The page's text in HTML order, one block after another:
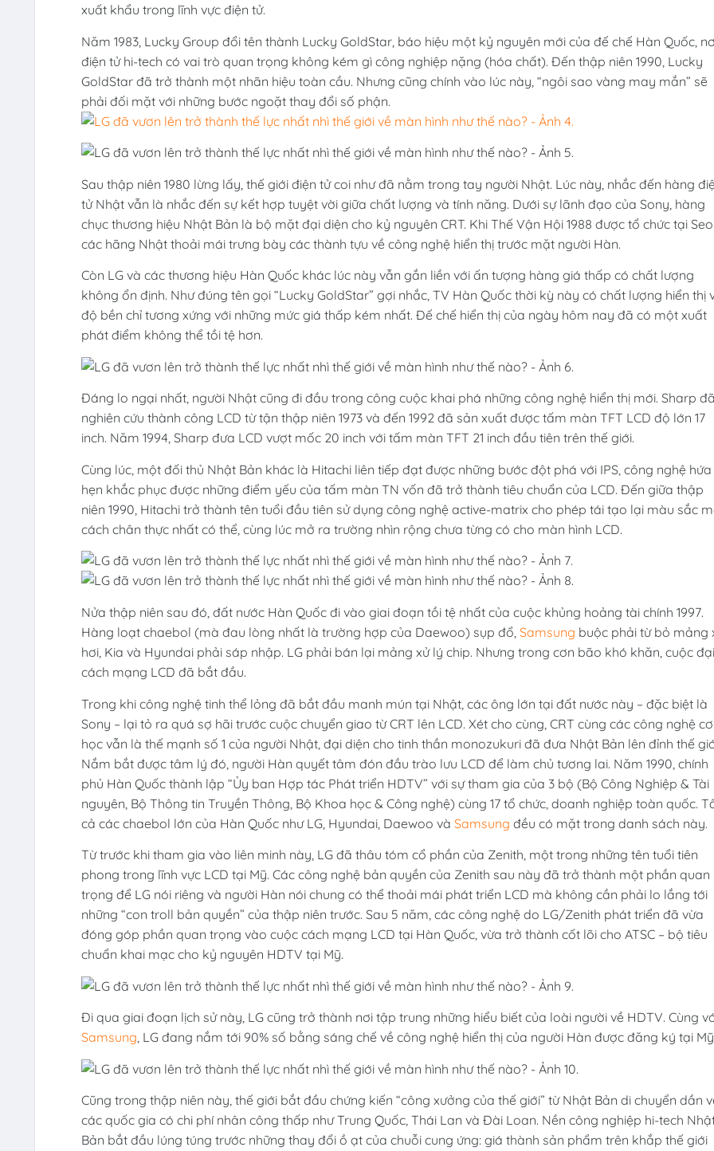
xuất khẩu trong lĩnh vực điện tử.
Năm 1983, Lucky Group đổi tên thành Lucky GoldStar, báo hiệu một kỷ nguyên mới của đế chế Hàn Quốc,
điện tử hi-tech có vai trò quan trọng không kém gì công nghiệp nặng (hóa chất). Đến thập niên 1990, Lucky
GoldStar đã trở thành một nhãn hiệu toàn cầu. Nhưng cũng chính vào lúc này, “ngôi sao vàng may mắn” sẽ
phải đối mặt với những bước ngoặt thay đổi số phận.
Sau thập niên 1980 lừng lấy, thế giới điện tử coi như đã nằm trong tay người Nhật. Lúc này, nhắc đến hàng
tử Nhật vẫn là nhắc đến sự kết hợp tuyệt vời giữa chất lượng và tính năng. Dưới sự lãnh đạo của Sony, hàng
chục thương hiệu Nhật Bản là bộ mặt đại diện cho kỷ nguyên CRT. Khi Thế Vận Hội 1988 được tổ chức tại
các hãng Nhật thoải mái trưng bày các thành tựu về công nghệ hiển thị trước mặt người Hàn.
Còn LG và các thương hiệu Hàn Quốc khác lúc này vẫn gắn liền với ấn tượng hàng giá thấp có chất lượng
không ổn định. Như đúng tên gọi “Lucky GoldStar” gợi nhắc, TV Hàn Quốc thời kỳ này có chất lượng hiển thị
độ bền chỉ tương xứng với những mức giá thấp kém nhất. Đế chế hiển thị của ngày hôm nay đã có một xuất
phát điểm không thể tồi tệ hơn.
Đáng lo ngại nhất, người Nhật cũng đi đầu trong công cuộc khai phá những công nghệ hiển thị mới. Sharp đã
nghiên cứu thành công LCD từ tận thập niên 1973 và đến 1992 đã sản xuất được tấm màn TFT LCD độ lớn 17
inch. Năm 1994, Sharp đưa LCD vượt mốc 20 inch với tấm màn TFT 21 inch đầu tiên trên thế giới.
Cùng lúc, một đối thủ Nhật Bản khác là Hitachi liên tiếp đạt được những bước đột phá với IPS, công nghệ hứa
hẹn khắc phục được những điểm yếu của tấm màn TN vốn đã trở thành tiêu chuẩn của LCD. Đến giữa thập
niên 1990, Hitachi trở thành tên tuổi đầu tiên sử dụng công nghệ active-matrix cho phép tái tạo lại màu sắc
cách chân thực nhất có thể, cùng lúc mở ra trường nhìn rộng chưa từng có cho màn hình LCD.
Nửa thập niên sau đó, đất nước Hàn Quốc đi vào giai đoạn tồi tệ nhất của cuộc khủng hoảng tài chính 1997.
Hàng loạt chaebol (mà đau lòng nhất là trường hợp của Daewoo) sụp đổ, Samsung buộc phải từ bỏ mảng
hơi, Kia và Hyundai phải sáp nhập. LG phải bán lại mảng xử lý chip. Nhưng trong cơn bão khó khăn, cuộc đại
cách mạng LCD đã bắt đầu.
Trong khi công nghệ tinh thể lỏng đã bắt đầu manh mún tại Nhật, các ông lớn tại đất nước này – đặc biệt là
Sony – lại tỏ ra quá sợ hãi trước cuộc chuyển giao từ CRT lên LCD. Xét cho cùng, CRT cùng các công nghệ cơ
học vẫn là thế mạnh số 1 của người Nhật, đại diện cho tinh thần monozukuri đã đưa Nhật Bản lên đỉnh thế
Nắm bắt được tâm lý đó, người Hàn quyết tâm đón đầu trào lưu LCD để làm chủ tương lai. Năm 1990, chính
phủ Hàn Quốc thành lập “Ủy ban Hợp tác Phát triển HDTV” với sự tham gia của 3 bộ (Bộ Công Nghiệp & Tài
nguyên, Bộ Thông tin Truyền Thông, Bộ Khoa học & Công nghệ) cùng 17 tổ chức, doanh nghiệp toàn quốc.
cả các chaebol lớn của Hàn Quốc như LG, Hyundai, Daewoo và Samsung đều có mặt trong danh sách này.
Từ trước khi tham gia vào liên minh này, LG đã thâu tóm cổ phần của Zenith, một trong những tên tuổi tiên
phong trong lĩnh vực LCD tại Mỹ. Các công nghệ bản quyền của Zenith sau này đã trở thành một phần quan
trọng để LG nói riêng và người Hàn nói chung có thể thoải mái phát triển LCD mà không cần phải lo lắng tới
những “con troll bản quyền” của thập niên trước. Sau 5 năm, các công nghệ do LG/Zenith phát triển đã vừa
đóng góp phần quan trọng vào cuộc cách mạng LCD tại Hàn Quốc, vừa trở thành cốt lõi cho ATSC – bộ tiêu
chuẩn khai mạc cho kỷ nguyên HDTV tại Mỹ.
Đi qua giai đoạn lịch sử này, LG cũng trở thành nơi tập trung những hiểu biết của loài người về HDTV. Cùng
Samsung, LG đang nắm tới 90% số bằng sáng chế về công nghệ hiển thị của người Hàn được đăng ký tại
Cũng trong thập niên này, thế giới bắt đầu chứng kiến “công xưởng của thế giới” từ Nhật Bản di chuyển dần
các quốc gia có chi phí nhân công thấp như Trung Quốc, Thái Lan và Đài Loan. Nền công nghiệp hi-tech
Bản bắt đầu lúng túng trước những thay đổi ồ ạt của chuỗi cung ứng: giá thành sản phẩm trên khắp thế giới